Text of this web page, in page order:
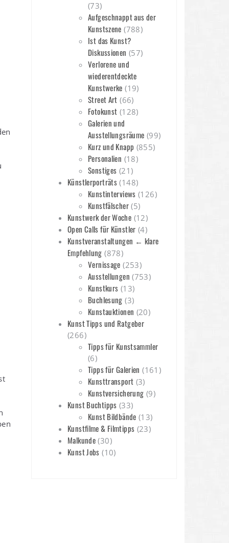
(73)
Aufgeschnappt aus der
Kunstszene (788)
Ist das Kunst?
Diskussionen (57)
Verlorene und
wiederentdeckte
Kunstwerke (19)
Street Art (66)
Fotokunst (128)
Galerien und
Ausstellungsräume (99)
Kurz und Knapp (855)
Personalien (18)
Sonstiges (21)
Künstlerporträts (148)
Kunstinterviews (126)
Kunstfälscher(5)
Kunstwerk der Woche (12)
Open Calls für Künstler (4)
Kunstveranstaltungen ← klare
Empfehlung (878)
Vernissage (253)
Ausstellungen (753)
Kunstkurs (13)
Buchlesung (3)
Kunstauktionen (20)
Kunst Tipps und Ratgeber
(266)
Tipps für Kunstsammler
(6)
Tipps für Galerien (161)
Kunsttransport (3)
Kunstversicherung (9)
Kunst Buchtipps (33)
Kunst Bildbände (13)
Kunstfilme & Filmtipps (23)
Malkunde (30)
Kunst Jobs (10)